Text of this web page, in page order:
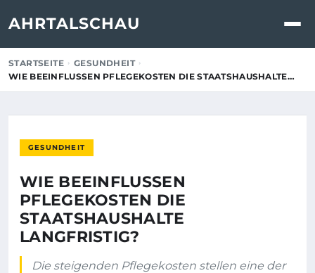
AHRTALSCHAU
STARTSEITE
GESUNDHEIT
WIE BEEINFLUSSEN PFLEGEKOSTEN DIE STAATSHAUSHALTE…
GESUNDHEIT
WIE BEEINFLUSSEN
PFLEGEKOSTEN DIE
STAATSHAUSHALTE
LANGFRISTIG?
Die steigenden Pflegekosten stellen eine der